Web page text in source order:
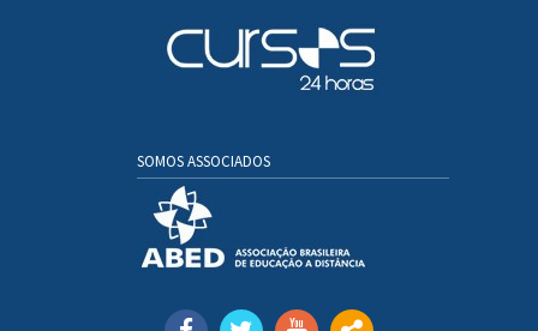
SOMOS ASSOCIADOS